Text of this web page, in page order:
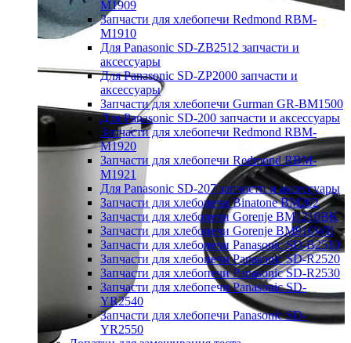
M1909
Запчасти для хлебопечи Redmond RBM-
M1910
Для Panasonic SD-ZB2512 запчасти и
аксессуары
Для Panasonic SD-ZP2000 запчасти и
аксессуары
Запчасти для хлебопечи Gurman GR-BM1500
Для Panasonic SD-200 запчасти и аксессуары
Запчасти для хлебопечи Redmond RBM-
M1920
Запчасти для хлебопечи Redmond RBM-
M1921
Для Panasonic SD-207 запчасти и аксессуары
Запчасти для хлебопечи Binatone BM202
Запчасти для хлебопечи Gorenje BM1210BK
Запчасти для хлебопечи Gorenje BM910WII
Запчасти для хлебопечи Panasonic SD-B2510
Запчасти для хлебопечи Panasonic SD-R2520
Запчасти для хлебопечи Panasonic SD-R2530
Запчасти для хлебопечи Panasonic SD-
YR2540
Запчасти для хлебопечи Panasonic SD-
YR2550